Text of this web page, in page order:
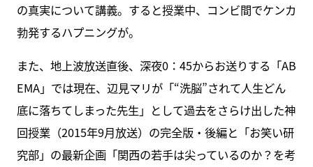
の真実について講義。すると授業中、コンビ間でケンカ
勃発するハプニングが。
また、地上波放送直後、深夜0：45からお送りする「AB
EMA」では現在、辺見マリが「“洗脳”されて人生どん
底に落ちてしまった先生」として過去をさらけ出した神
回授業（2015年9月放送）の完全版・後編と「お笑い研
究部」の最新企画「関西の若手は尖っているのか？を考